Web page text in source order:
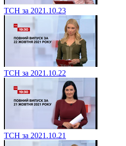
ТСН за 2021.10.23
ТСН за 2021.10.22
ТСН за 2021.10.21